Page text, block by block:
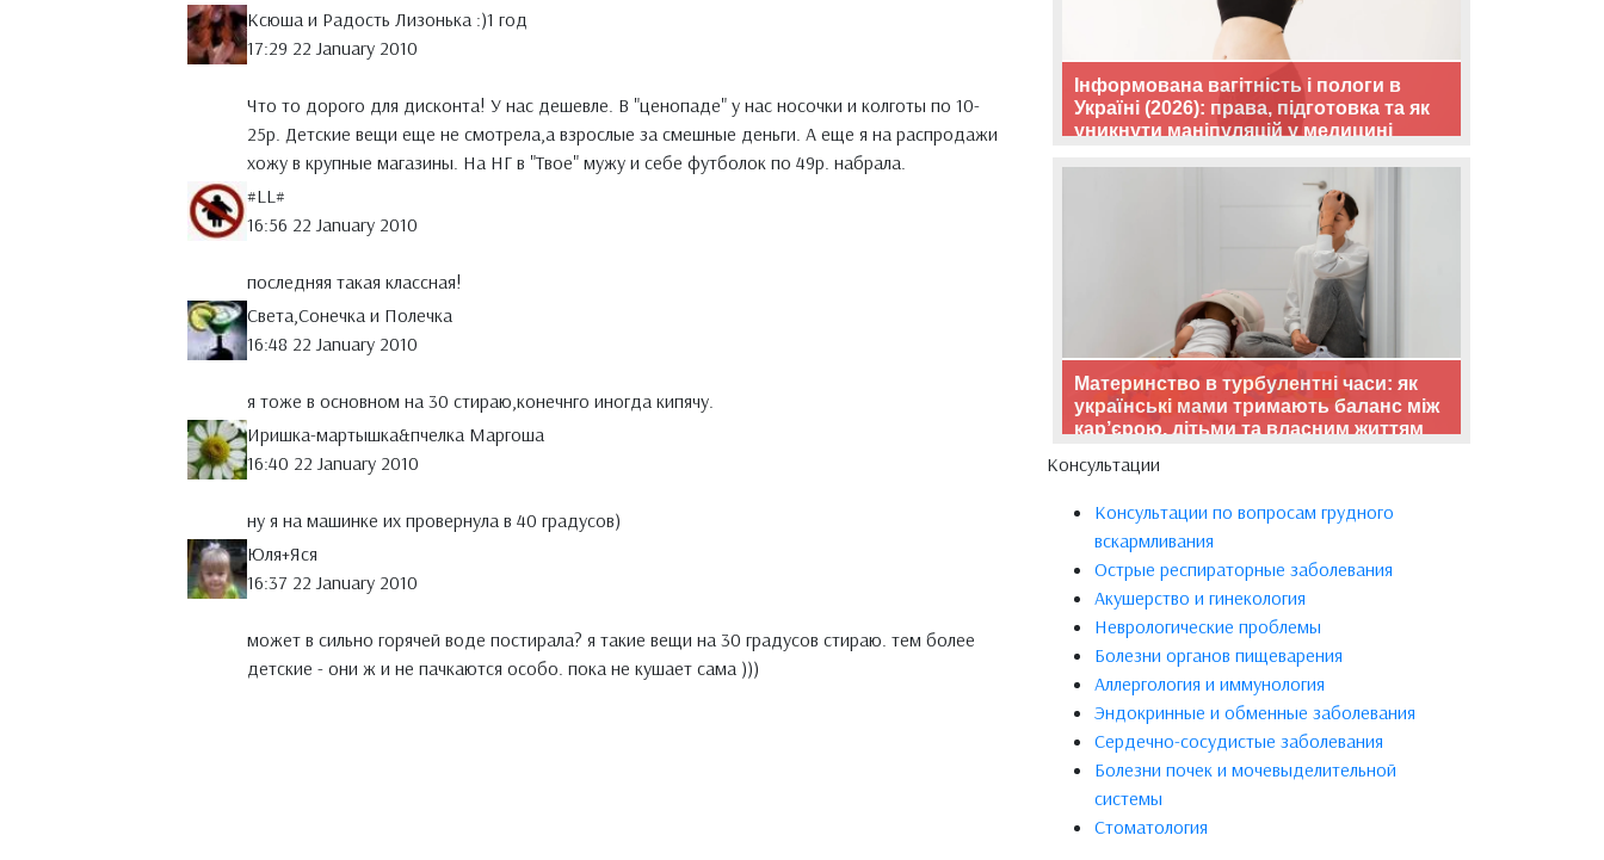
Ксюша и Радость Лизонька :)1 год
17:29 22 January 2010
Что то дорого для дисконта! У нас дешевле. В "ценопаде" у нас носочки и колготы по 10-
25р. Детские вещи еще не смотрела,а взрослые за смешные деньги. А еще я на распродажи
хожу в крупные магазины. На НГ в "Твое" мужу и себе футболок по 49р. набрала.
#LL#
16:56 22 January 2010
последняя такая классная!
Света,Сонечка и Полечка
16:48 22 January 2010
я тоже в основном на 30 стираю,конечнго иногда кипячу.
Иришка-мартышка&пчелка Маргоша
16:40 22 January 2010
ну я на машинке их провернула в 40 градусов)
Юля+Яся
16:37 22 January 2010
может в сильно горячей воде постирала? я такие вещи на 30 градусов стираю. тем более
детские - они ж и не пачкаются особо. пока не кушает сама )))
Інформована вагітність і пологи в
Україні (2026): права, підготовка та як
уникнути маніпуляцій у медицині
Материнство в турбулентні часи: як
українські мами тримають баланс між
кар’єрою, дітьми та власним життям
Консультации
Консультации по вопросам грудного
вскармливания
Острые респираторные заболевания
Акушерство и гинекология
Неврологические проблемы
Болезни органов пищеварения
Аллергология и иммунология
Эндокринные и обменные заболевания
Сердечно-сосудистые заболевания
Болезни почек и мочевыделительной
системы
Стоматология